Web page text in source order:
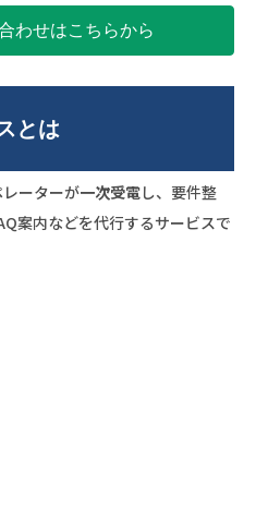
わせはこちらから
とは
ーターが一次受電し、要件整
案内などを代行するサービスで